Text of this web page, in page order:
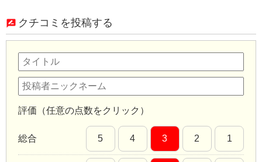
クチコミを投稿する
評価（任意の点数をクリック）
総合 5 4 3 2 1